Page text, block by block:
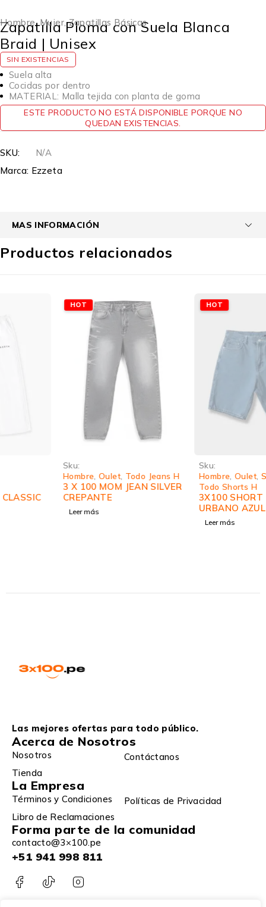
Hombre,Mujer,Zapatillas Básicas
Zapatilla Ploma con Suela Blanca
Braid | Unisex
SIN EXISTENCIAS
Suela alta
Cocidas por dentro
MATERIAL: Malla tejida con planta de goma
ESTE PRODUCTO NO ESTÁ DISPONIBLE PORQUE NO
QUEDAN EXISTENCIAS.
SKU:
N/A
Marca: Ezzeta
MAS INFORMACIÓN
Productos relacionados
,Todo Jeans H
3 X 100 MOM JEAN SILVER
CREPANTE
HOT
Hombre ,Oulet ,Short Jean,
Todo Shorts H
3X100 SHORT JEAN
URBANO AZUL
Las mejores ofertas para todo público.
Acerca de Nosotros
Nosotros
Contáctanos
Tienda
La Empresa
Términos y Condiciones
Políticas de Privacidad
Libro de Reclamaciones
Forma parte de la comunidad
contacto@3×100.pe
+51 941 998 811